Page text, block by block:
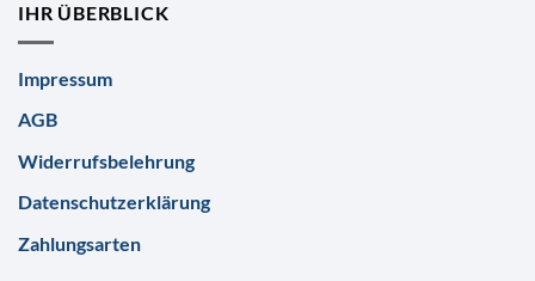
IHR ÜBERBLICK
Impressum
AGB
Widerrufsbelehrung
Datenschutzerklärung
Zahlungsarten